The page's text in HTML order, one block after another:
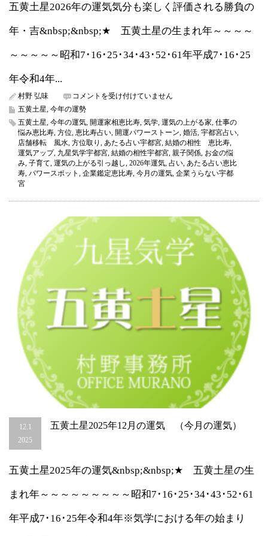
五黄土星2026年の運気気分も楽しく評価される勝負の
年・吉&nbsp;&nbsp;★ 五黄土星の生まれ年～～～～
～～～～～昭和7･16･25･34･43･52･61年平成7･16･25
年令和4年...
村野 弘味
五
黄
星
2026
年
の
運
気
運
気）
占
い
コメントを受け付けていません
五黄土星 今年の運勢
五黄土星 今年の運気 開運家相恵比寿 気学 運気の上がる家 仕事の
悩み恵比寿 方位 恵比寿占い 開運パワーストーン 婚活 宇都宮占い
店舗移転 風水 方位取り あたる占い宇都宮 結婚の相性 恵比寿
運気アップ, 九星気学宇都宮 結婚の相性宇都宮 親子関係 お金の悩
み 子育て 運気の上がる引っ越し 2026年運気 占い あたる占い恵比
寿 パワースポット 企業鑑定恵比寿 今月の運気 企業うらない宇都
宮
12.1
2025
五黄土星2025年12月の運気 （今月の運気）
五黄土星2025年の運気&nbsp;&nbsp;★ 五黄土星の生
まれ年～～～～～～～～～昭和7･16･25･34･43･52･61
年平成7･16･25年令和4年※気学における年の始まり